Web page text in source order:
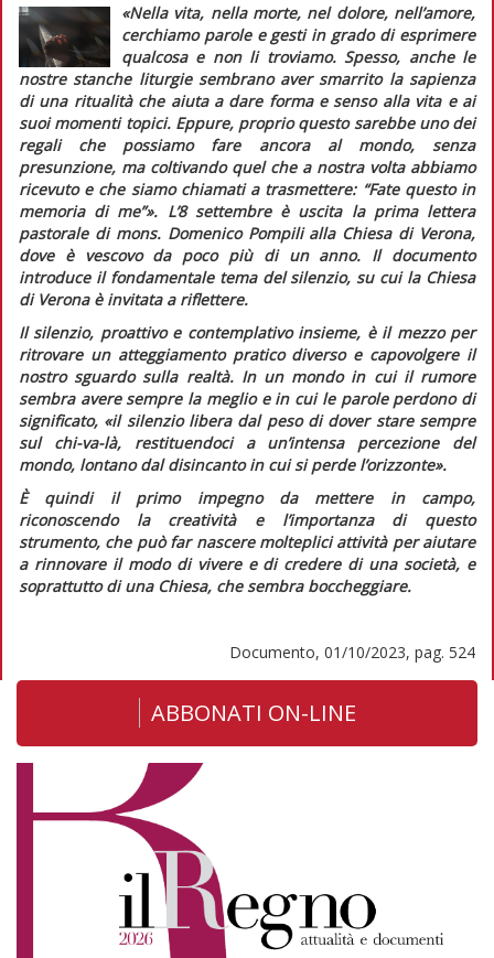
«Nella vita, nella morte, nel dolore, nell’amore,
cerchiamo parole e gesti in grado di esprimere
qualcosa e non li troviamo. Spesso, anche le
nostre stanche liturgie sembrano aver smarrito la sapienza
di una ritualità che aiuta a dare forma e senso alla vita e ai
suoi momenti topici. Eppure, proprio questo sarebbe uno dei
regali che possiamo fare ancora al mondo, senza
presunzione, ma coltivando quel che a nostra volta abbiamo
ricevuto e che siamo chiamati a trasmettere: “Fate questo in
memoria di me”». L’8 settembre è uscita la prima lettera
pastorale di mons. Domenico Pompili alla Chiesa di Verona,
dove è vescovo da poco più di un anno. Il documento
introduce il fondamentale tema del silenzio, su cui la Chiesa
di Verona è invitata a riflettere.
Il silenzio, proattivo e contemplativo insieme, è il mezzo per
ritrovare un atteggiamento pratico diverso e capovolgere il
nostro sguardo sulla realtà. In un mondo in cui il rumore
sembra avere sempre la meglio e in cui le parole perdono di
significato, «il silenzio libera dal peso di dover stare sempre
sul chi-va-là, restituendoci a un’intensa percezione del
mondo, lontano dal disincanto in cui si perde l’orizzonte».
È quindi il primo impegno da mettere in campo,
riconoscendo la creatività e l’importanza di questo
strumento, che può far nascere molteplici attività per aiutare
a rinnovare il modo di vivere e di credere di una società, e
soprattutto di una Chiesa, che sembra boccheggiare.
Documento, 01/10/2023, pag. 524
ABBONATI ON-LINE